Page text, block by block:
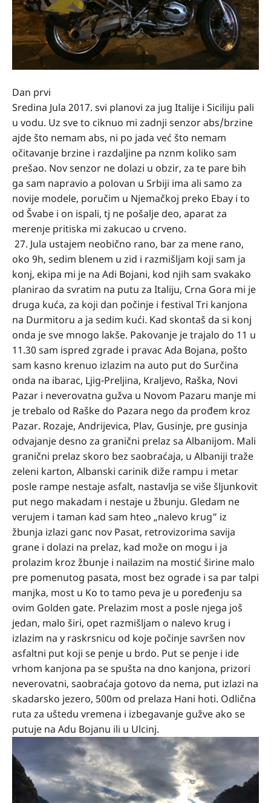
Dan prvi
Sredina Jula 2017. svi planovi za jug Italije i Siciliju pali
u vodu. Uz sve to ciknuo mi zadnji senzor abs/brzine
ajde što nemam abs, ni po jada već što nemam
očitavanje brzine i razdaljine pa nznm koliko sam
prešao. Nov senzor ne dolazi u obzir, za te pare bih
ga sam napravio a polovan u Srbiji ima ali samo za
novije modele, poručim u Njemačkoj preko Ebay i to
od Švabe i on ispali, tj ne pošalje deo, aparat za
merenje pritiska mi zakucao u crveno.
27. Jula ustajem neobično rano, bar za mene rano,
oko 9h, sedim blenem u zid i razmišljam koji sam ja
konj, ekipa mi je na Adi Bojani, kod njih sam svakako
planirao da svratim na putu za Italiju, Crna Gora mi je
druga kuća, za koji dan počinje i festival Tri kanjona
na Durmitoru a ja sedim kući. Kad skontaš da si konj
onda je sve mnogo lakše. Pakovanje je trajalo do 11 u
11.30 sam ispred zgrade i pravac Ada Bojana, pošto
sam kasno krenuo izlazim na auto put do Surčina
onda na ibarac, Ljig-Preljina, Kraljevo, Raška, Novi
Pazar i neverovatna gužva u Novom Pazaru manje mi
je trebalo od Raške do Pazara nego da prođem kroz
Pazar. Rozaje, Andrijevica, Plav, Gusinje, pre gusinja
odvajanje desno za granični prelaz sa Albanijom. Mali
granični prelaz skoro bez saobraćaja, u Albaniji traže
zeleni karton, Albanski carinik diže rampu i metar
posle rampe nestaje asfalt, nastavlja se više šljunkovit
put nego makadam i nestaje u žbunju. Gledam ne
verujem i taman kad sam hteo „nalevo krug“ iz
žbunja izlazi ganc nov Pasat, retrovizorima savija
grane i dolazi na prelaz, kad može on mogu i ja
prolazim kroz žbunje i nailazim na mostić širine malo
pre pomenutog pasata, most bez ograde i sa par talpi
manjka, most u Ko to tamo peva je u poređenju sa
ovim Golden gate. Prelazim most a posle njega još
jedan, malo širi, opet razmišljam o nalevo krug i
izlazim na y raskrsnicu od koje počinje savršen nov
asfaltni put koji se penje u brdo. Put se penje i ide
vrhom kanjona pa se spušta na dno kanjona, prizori
neverovatni, saobraćaja gotovo da nema, put izlazi na
skadarsko jezero, 500m od prelaza Hani hoti. Odlična
ruta za uštedu vremena i izbegavanje gužve ako se
putuje na Adu Bojanu ili u Ulcinj.